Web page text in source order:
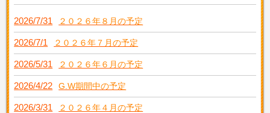
2026/7/31 ２０２６年８月の予定
2026/7/1 ２０２６年７月の予定
2026/5/31 ２０２６年６月の予定
2026/4/22 G.W期間中の予定
2026/3/31 ２０２６年４月の予定